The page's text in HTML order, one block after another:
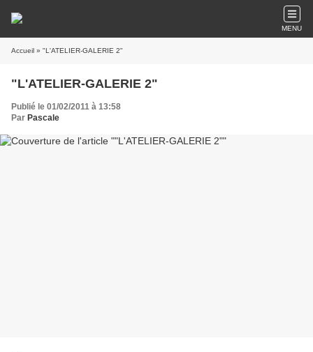
MENU
Accueil » "L'ATELIER-GALERIE 2"
"L'ATELIER-GALERIE 2"
Publié le 01/02/2011 à 13:58
Par Pascale